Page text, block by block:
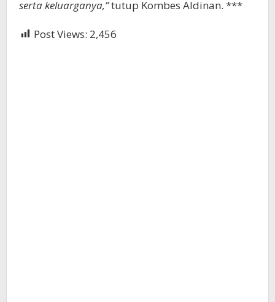
serta keluarganya,”tutup Kombes Aldinan. ***
Post Views: 2,456